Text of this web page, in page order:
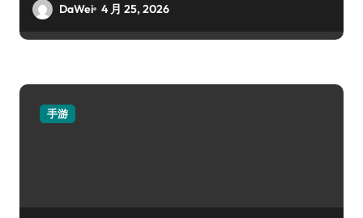
DaWei 4 月 25, 2026
手游